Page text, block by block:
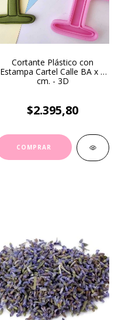
Cortante Plástico con
Estampa Cartel Calle BA x 9
cm. - 3D
$2.395,80